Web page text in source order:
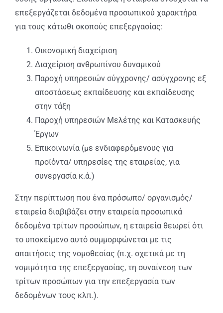
επεξεργάζεται δεδομένα προσωπικού χαρακτήρα
για τους κάτωθι σκοπούς επεξεργασίας:
Οικονομική διαχείριση
Διαχείριση ανθρωπίνου δυναμικού
Παροχή υπηρεσιών σύγχρονης/ ασύγχρονης εξ
αποστάσεως εκπαίδευσης και εκπαίδευσης
στην τάξη
Παροχή υπηρεσιών Μελέτης και Κατασκευής
Έργων
Επικοινωνία (με ενδιαφερόμενους για
προϊόντα/ υπηρεσίες της εταιρείας, για
συνεργασία κ.ά.)
Στην περίπτωση που ένα πρόσωπο/ οργανισμός/
εταιρεία διαβιβάζει στην εταιρεία προσωπικά
δεδομένα τρίτων προσώπων, η εταιρεία θεωρεί ότι
το υποκείμενο αυτό συμμορφώνεται με τις
απαιτήσεις της νομοθεσίας (π.χ. σχετικά με τη
νομιμότητα της επεξεργασίας, τη συναίνεση των
τρίτων προσώπων για την επεξεργασία των
δεδομένων τους κλπ.).